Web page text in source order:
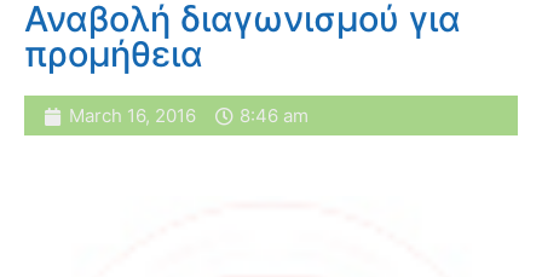
Αναβολή διαγωνισμού για
προμήθεια
March 16, 2016 8:46 am